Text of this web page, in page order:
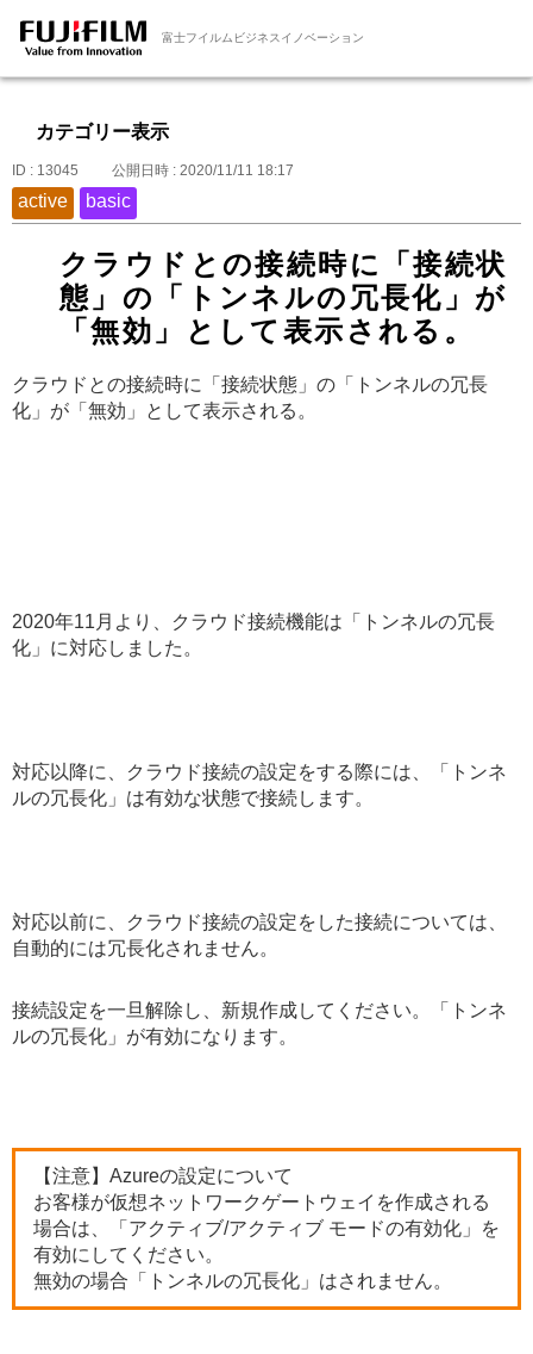
富士フイルムビジネスイノベーション
カテゴリー表示
ID : 13045 公開日時 : 2020/11/11 18:17
active basic
クラウドとの接続時に「接続状
態」の「トンネルの冗長化」が
「無効」として表示される。
クラウドとの接続時に「接続状態」の「トンネルの冗長
化」が「無効」として表示される。
2020年11月より、クラウド接続機能は「トンネルの冗長
化」に対応しました。
対応以降に、クラウド接続の設定をする際には、「トンネ
ルの冗長化」は有効な状態で接続します。
対応以前に、クラウド接続の設定をした接続については、
自動的には冗長化されません。
接続設定を一旦解除し、新規作成してください。「トンネ
ルの冗長化」が有効になります。
【注意】Azureの設定について
お客様が仮想ネットワークゲートウェイを作成される
場合は、「アクティブ/アクティブ モードの有効化」を
有効にしてください。
無効の場合​​​​​​「トンネルの冗長化」はされません。